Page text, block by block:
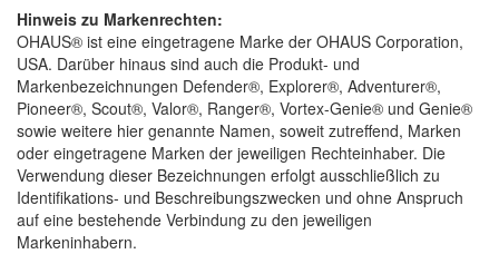
Hinweis zu Markenrechten:
OHAUS® ist eine eingetragene Marke der OHAUS Corporation,
USA. Darüber hinaus sind auch die Produkt- und
Markenbezeichnungen Defender®, Explorer®, Adventurer®,
Pioneer®, Scout®, Valor®, Ranger®, Vortex-Genie® und Genie®
sowie weitere hier genannte Namen, soweit zutreffend, Marken
oder eingetragene Marken der jeweiligen Rechteinhaber. Die
Verwendung dieser Bezeichnungen erfolgt ausschließlich zu
Identifikations- und Beschreibungszwecken und ohne Anspruch
auf eine bestehende Verbindung zu den jeweiligen
Markeninhabern.